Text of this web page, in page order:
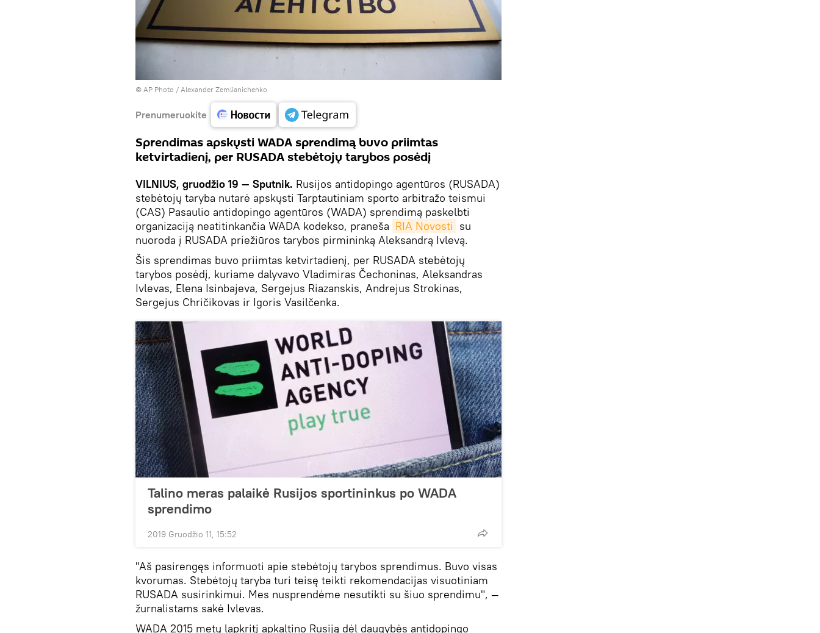
© AP Photo / Alexander Zemlianichenko
Prenumeruokite
Sprendimas apskųsti WADA sprendimą buvo priimtas
ketvirtadienį, per RUSADA stebėtojų tarybos posėdį
VILNIUS, gruodžio 19 — Sputnik. Rusijos antidopingo agentūros (RUSADA)
stebėtojų taryba nutarė apskųsti Tarptautiniam sporto arbitražo teismui
(CAS) Pasaulio antidopingo agentūros (WADA) sprendimą paskelbti
organizaciją neatitinkančia WADA kodekso, praneša RIA Novosti su
nuoroda į RUSADA priežiūros tarybos pirmininką Aleksandrą Ivlevą.
Šis sprendimas buvo priimtas ketvirtadienį, per RUSADA stebėtojų
tarybos posėdį, kuriame dalyvavo Vladimiras Čechoninas, Aleksandras
Ivlevas, Elena Isinbajeva, Sergejus Riazanskis, Andrejus Strokinas,
Sergejus Chričikovas ir Igoris Vasilčenka.
Talino meras palaikė Rusijos sportininkus po WADA
sprendimo
2019 Gruodžio 11, 15:52
"Aš pasirengęs informuoti apie stebėtojų tarybos sprendimus. Buvo visas
kvorumas. Stebėtojų taryba turi teisę teikti rekomendacijas visuotiniam
RUSADA susirinkimui. Mes nusprendėme nesutikti su šiuo sprendimu", —
žurnalistams sakė Ivlevas.
WADA 2015 metų lapkritį apkaltino Rusiją dėl daugybės antidopingo